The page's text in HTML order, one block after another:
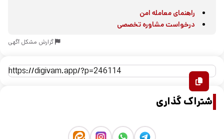
راهنمای معامله امن
درخواست مشاوره تخصصی
گزارش مشکل آگهی
اشتراک گذاری